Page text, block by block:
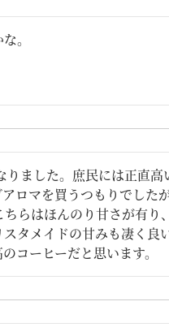
。
ました。庶民には正直高
ロマを買うつもりでした
らはほんのり甘さが有り
タメイドの甘みも凄く良
コーヒーだと思います。